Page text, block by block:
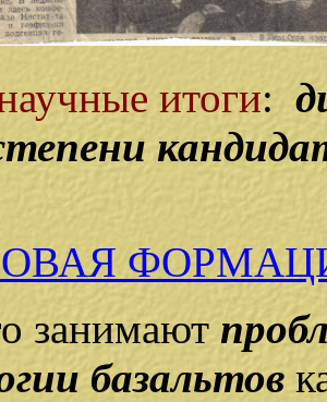
итоги:
занимают
базальтов